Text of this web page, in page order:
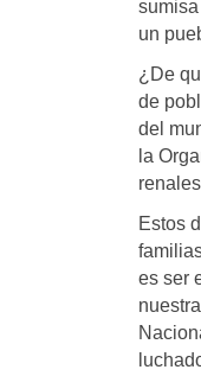
un
¿De
de
del
la
Estos
es ser